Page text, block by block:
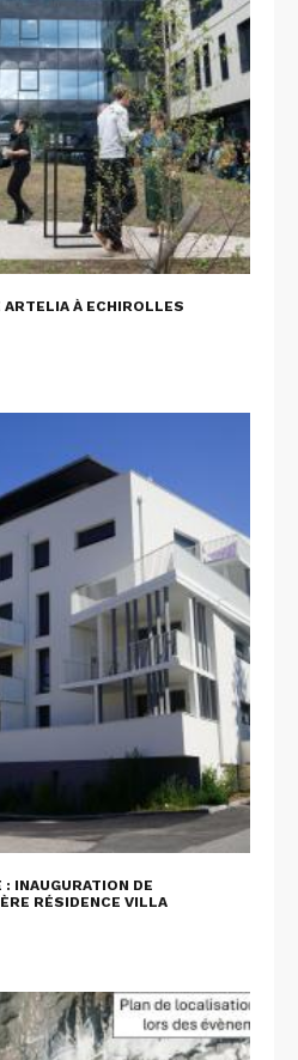
À ECHIROLLES
INAUGURATION DE
RÉSIDENCE VILLA